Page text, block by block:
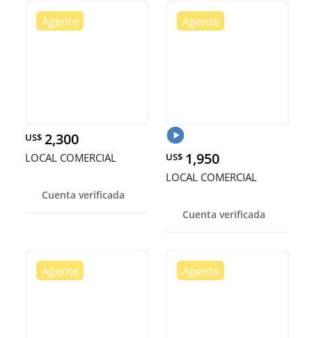
US$ 2,300
LOCAL COMERCIAL
Cuenta verificada
US$ 1,950
LOCAL COMERCIAL
Cuenta verificada